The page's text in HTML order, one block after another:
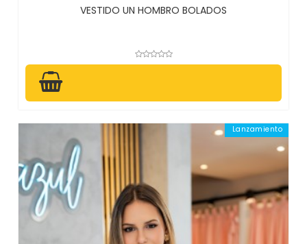
VESTIDO UN HOMBRO BOLADOS
Lanzamiento